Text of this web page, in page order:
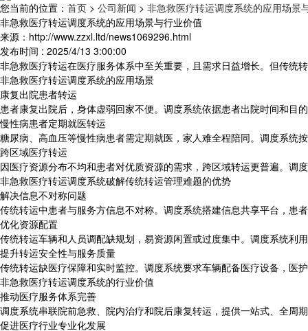
您当前的位置： 首页 > 公司新闻 > 非急救医疗转运调度系统的应用场景
非急救医疗转运调度系统的应用场景与行业价值
来源：http://www.zzxl.ltd/news1069296.html
发布时间 : 2025/4/13 3:00:00
非急救医疗转运在医疗服务体系中至关重要，且需求日益增长。但传统
非急救医疗转运调度系统的应用场景
康复出院患者转运
患者康复出院后，身体虚弱回家不便。调度系统依据患者出院时间和目
慢性病患者定期就医转运
糖尿病、高血压等慢性病患者需定期就医，家人难全程陪同。调度系统
跨区域医疗转运
因医疗资源分布不均和患者对优质资源的需求，跨区域转运更普遍。
非急救医疗转运调度系统破解传统转运管理难题的优势
解决信息不对称问题
传统转运中患者与服务方信息不对称。调度系统搭建信息共享平台，患
优化资源配置
传统转运车辆和人员调配缺规划，易资源闲置或过度集中。调度系统利
提升转运安全性与服务质量
传统转运缺医疗保障和实时监控。调度系统要求车辆配备医疗设备，医
非急救医疗转运调度系统的行业价值
推动医疗服务体系完善
调度系统串联院前急救、院内治疗和院后康复转运，提供一站式、全周
促进医疗行业专业化发展